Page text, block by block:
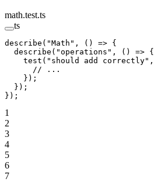
math.test.ts
ts
describe ( "Math" , () => {
  describe
( "operations" , () => {
    test
( "should add correctly"
      // ...
    });
  });
});
1
2
3
4
5
6
7